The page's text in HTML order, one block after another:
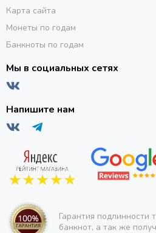
Карта сайта
Монеты по годам
Банкноты по годам
Мы в социальных сетях
Напишите нам
Гарантия подлинности
банкнот, а так же